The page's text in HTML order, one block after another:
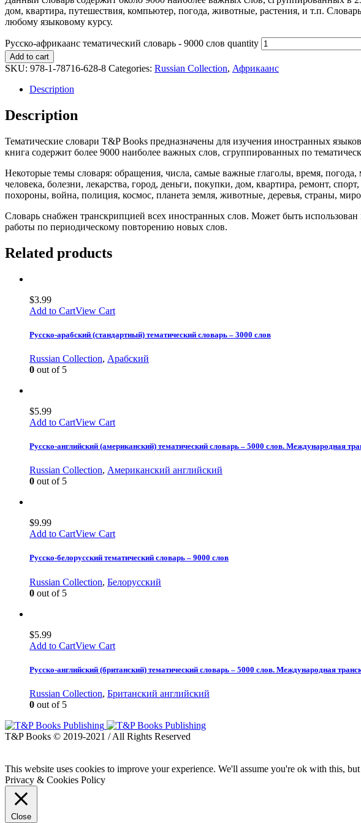
дом, квартира, путешествия, компьютер, погода, животные, растения, и т.п.
любому языковому курсу.
Русско-африкаанс тематический словарь - 9000 слов quantity
Add to cart
SKU: 978-1-78716-628-8 Categories: Russian Collection, Африкаанс
Description
Description
Тематические словари T&P Books предназначены для изучения иностранных
книга содержит более 9000 наиболее важных слов, сгруппированных по
Некоторые темы словаря: обращения, числа, самые важные глаголы, время, погода,
человека, болезни, лекарства, город, деньги, покупки, дом, квартира, ремонт,
похороны, война, полиция, космос, планета земля, животные, деревья, страны,
Словарь снабжен транскрипцией всех иностранных слов. Может быть
работы по периодическому повторению новых слов.
Related products
$3.99
Add to CartView Cart
Русско-арабский (стандартный) тематический словарь – 3000 слов
Russian Collection, Арабский
0 out of 5
$5.99
Add to CartView Cart
Русско-английский (американский) тематический словарь – 5000 слов. Международная
Russian Collection, Американский английский
0 out of 5
$9.99
Add to CartView Cart
Русско-белорусский тематический словарь – 9000 слов
Russian Collection, Белорусский
0 out of 5
$5.99
Add to CartView Cart
Русско-английский (британский) тематический словарь – 5000 слов. Международная
Russian Collection, Британский английский
0 out of 5
T&P Books © 2019-2021 / All Rights Reserved
This website uses cookies to improve your experience. We'll assume you're ok with this,
Privacy & Cookies Policy
Close